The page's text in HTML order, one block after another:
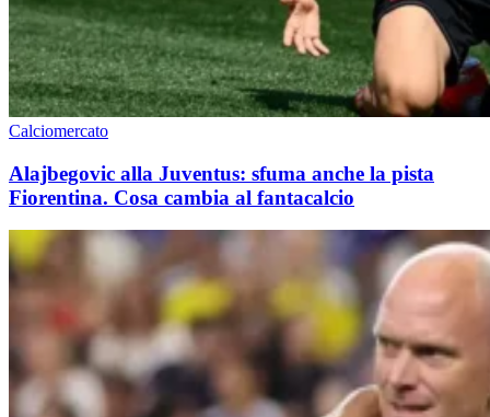
Calciomercato
Alajbegovic alla Juventus: sfuma anche la pista
Fiorentina. Cosa cambia al fantacalcio